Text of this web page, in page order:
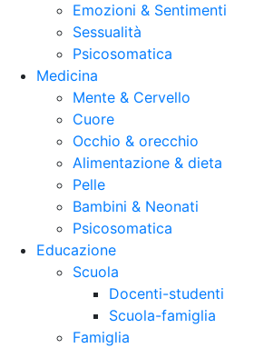
Emozioni & Sentimenti
Sessualità
Psicosomatica
Medicina
Mente & Cervello
Cuore
Occhio & orecchio
Alimentazione & dieta
Pelle
Bambini & Neonati
Psicosomatica
Educazione
Scuola
Docenti-studenti
Scuola-famiglia
Famiglia